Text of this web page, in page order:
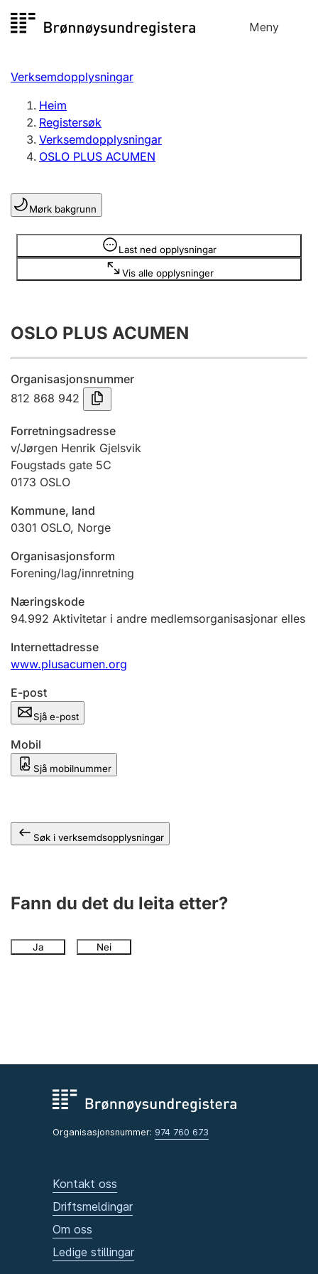
til
Meny
Registersøk
Aksjeselskap
Enkeltpersonføretak
Registrere, endre, slette
Lag og foreining
Registrere, endre, slette
Årsrekneskap
Innsending og forseinkingsgebyr
Tinglysing
Jeger
Betaling og jegeravgiftskort
Ektepaktrettleiaren
Verksemdopplysningar
Heim
Registersøk
Verksemdopplysningar
OSLO PLUS ACUMEN
Mørk bakgrunn
Last ned opplysningar
Vis alle opplysninger
Opplysninger er skjult
OSLO PLUS ACUMEN
Organisasjonsnummer
812 868 942
Forretningsadresse
v/Jørgen Henrik Gjelsvik
Fougstads gate 5C
0173 OSLO
Kommune, land
0301 OSLO, Norge
Organisasjonsform
Forening/lag/innretning
Næringskode
94.992 Aktivitetar i andre medlemsorganisasjonar elles
Internettadresse
www.plusacumen.org
E-post
Sjå e-post
Mobil
Sjå mobilnummer
Søk i verksemdsopplysningar
Fann du det du leita etter?
Ja Nei
Organisasjonsnummer: 974 760 673
Kontakt oss
Driftsmeldingar
Om oss
Ledige stillingar